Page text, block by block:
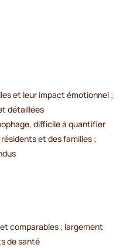
et leur impact émotionnel ;
détaillées
difficile à quantifier
et des familles ;
comparables ; largement
de santé